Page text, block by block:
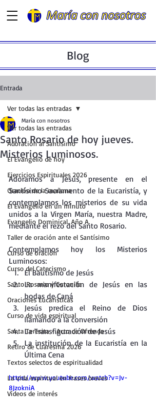
Blog
Entrada
Ver todas las entradas
Adoración al Santísimo
El Evangelio de hoy
Ejercicios Espirituales 2026
Oración de la mañana
El Evangelio en un minuto
Evangelio Dominical. Año A.
Taller de oración ante el Santísimo
Curso de oración
Curso del Catecismo
Santo Rosario y Coronilla
Oraciones Eucarísticas
Curso de vida espiritual
Santa Teresita - Acto de Ofrenda
Retiro de Cuaresma 2026
Textos selectos de espiritualidad
La vida espiritual en frases breves
Vídeos de interés
Ver todas las entradas
Santo Rosario de hoy jueves.
Misterios Luminosos.
María con nosotros
Adoramos a Jesús, presente en el
Santísimo Sacramento de la Eucaristía, y
contemplamos los misterios de su vida
unidos a la Virgen María, nuestra Madre,
mediante el rezo del Santo Rosario.
Contemplamos hoy los Misterios
Luminosos:
El Bautismo de Jesús
La manifestación de Jesús en las
bodas de Caná
Jesús predica el Reino de Dios
llamando a la conversión
La Transfiguración de Jesús
La institución de la Eucaristía en la
Última Cena
https://www.youtube.com/watch?v=Jv-
8JzokniA